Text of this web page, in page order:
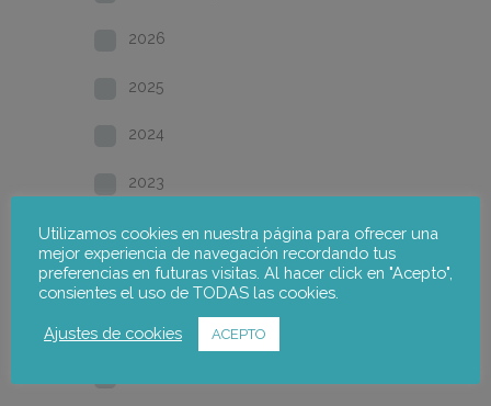
2026
2025
2024
2023
2022
2021
2020
Utilizamos cookies en nuestra página para ofrecer una
mejor experiencia de navegación recordando tus
preferencias en futuras visitas. Al hacer click en "Acepto",
consientes el uso de TODAS las cookies.
Ajustes de cookies ACEPTO